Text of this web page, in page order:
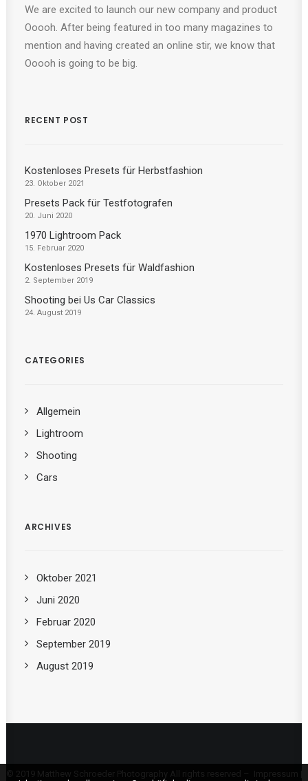
We are excited to launch our new company and product
Ooooh. After being featured in too many magazines to
mention and having created an online stir, we know that
Ooooh is going to be big.
RECENT POST
Kostenloses Presets für Herbstfashion
23. Oktober 2021
Presets Pack für Testfotografen
20. Juni 2020
1970 Lightroom Pack
15. Februar 2020
Kostenloses Presets für Waldfashion
2. September 2019
Shooting bei Us Car Classics
24. August 2019
CATEGORIES
Allgemein
Lightroom
Shooting
Cars
ARCHIVES
Oktober 2021
Juni 2020
Februar 2020
September 2019
August 2019
Impressum